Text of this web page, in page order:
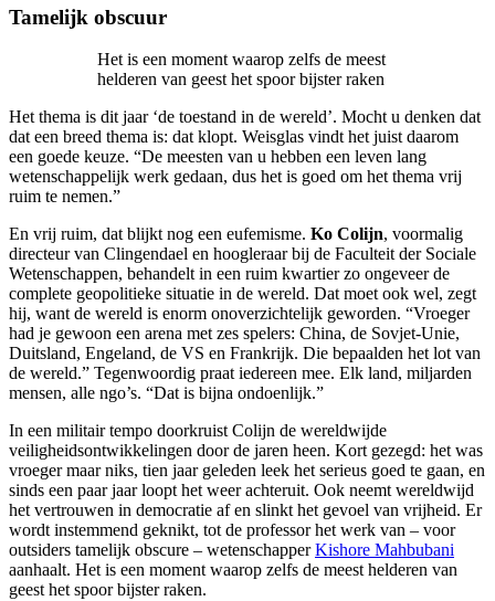
Tamelijk obscuur
Het is een moment waarop zelfs de meest
helderen van geest het spoor bijster raken
Het thema is dit jaar ‘de toestand in de wereld’. Mocht u denken dat
dat een breed thema is: dat klopt. Weisglas vindt het juist daarom
een goede keuze. “De meesten van u hebben een leven lang
wetenschappelijk werk gedaan, dus het is goed om het thema vrij
ruim te nemen.”
En vrij ruim, dat blijkt nog een eufemisme. Ko Colijn, voormalig
directeur van Clingendael en hoogleraar bij de Faculteit der Sociale
Wetenschappen, behandelt in een ruim kwartier zo ongeveer de
complete geopolitieke situatie in de wereld. Dat moet ook wel, zegt
hij, want de wereld is enorm onoverzichtelijk geworden. “Vroeger
had je gewoon een arena met zes spelers: China, de Sovjet-Unie,
Duitsland, Engeland, de VS en Frankrijk. Die bepaalden het lot van
de wereld.” Tegenwoordig praat iedereen mee. Elk land, miljarden
mensen, alle ngo’s. “Dat is bijna ondoenlijk.”
In een militair tempo doorkruist Colijn de wereldwijde
veiligheidsontwikkelingen door de jaren heen. Kort gezegd: het was
vroeger maar niks, tien jaar geleden leek het serieus goed te gaan, en
sinds een paar jaar loopt het weer achteruit. Ook neemt wereldwijd
het vertrouwen in democratie af en slinkt het gevoel van vrijheid. Er
wordt instemmend geknikt, tot de professor het werk van – voor
outsiders tamelijk obscure – wetenschapperKishore Mahbubani
aanhaalt. Het is een moment waarop zelfs de meest helderen van
geest het spoor bijster raken.